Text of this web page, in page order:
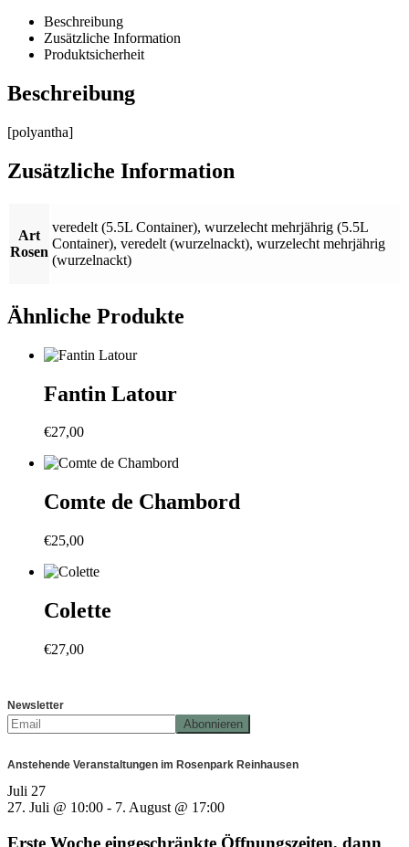
Beschreibung
Zusätzliche Information
Produktsicherheit
Beschreibung
[polyantha]
Zusätzliche Information
Art
Rosen
veredelt (5.5L Container), wurzelecht mehrjährig (5.5L
Container), veredelt (wurzelnackt), wurzelecht mehrjährig
(wurzelnackt)
Ähnliche Produkte
Fantin Latour
€27,00
Comte de Chambord
€25,00
Colette
€27,00
Newsletter
Anstehende Veranstaltungen im Rosenpark Reinhausen
Juli 27
27. Juli @ 10:00 - 7. August @ 17:00
Erste Woche eingeschränkte Öffnungszeiten, dann